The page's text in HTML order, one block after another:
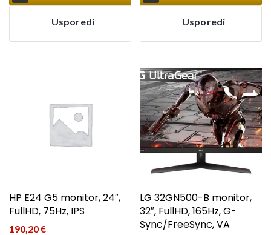
Usporedi Usporedi
HP E24 G5 monitor, 24″,
FullHD, 75Hz, IPS
190,20€
LG 32GN500-B monitor,
32″, FullHD, 165Hz, G-
Sync/FreeSync, VA